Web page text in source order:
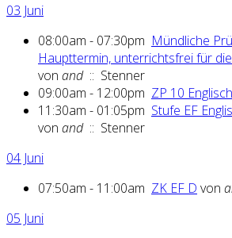
03 Juni
08:00am - 07:30pm Mündliche
Haupttermin, unterrichtsfrei für
von and:: Stenner
09:00am - 12:00pm ZP 10 Englisch
11:30am - 01:05pm Stufe EF
von and:: Stenner
04 Juni
07:50am - 11:00am ZK EF D von
05 Juni